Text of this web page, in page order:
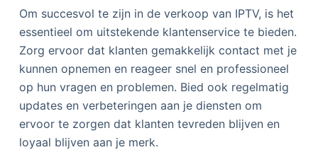
Om succesvol te zijn in de verkoop van IPTV, is het
essentieel om uitstekende klantenservice te bieden.
Zorg ervoor dat klanten gemakkelijk contact met je
kunnen opnemen en reageer snel en professioneel
op hun vragen en problemen. Bied ook regelmatig
updates en verbeteringen aan je diensten om
ervoor te zorgen dat klanten tevreden blijven en
loyaal blijven aan je merk.